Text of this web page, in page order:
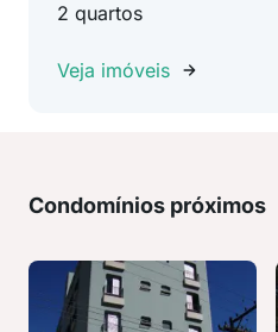
2 quartos
Veja imóveis
Condomínios próximos